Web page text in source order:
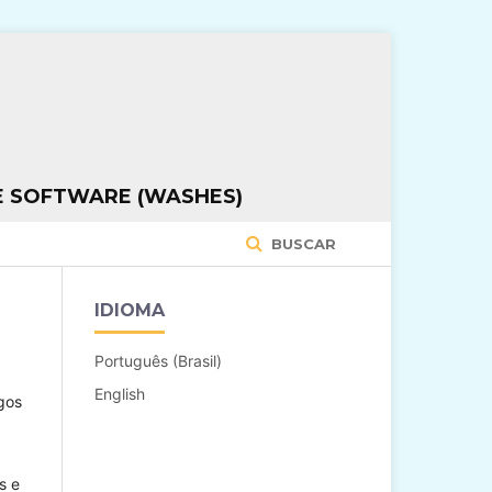
SOFTWARE (WASHES)
BUSCAR
e
IDIOMA
Português (Brasil)
English